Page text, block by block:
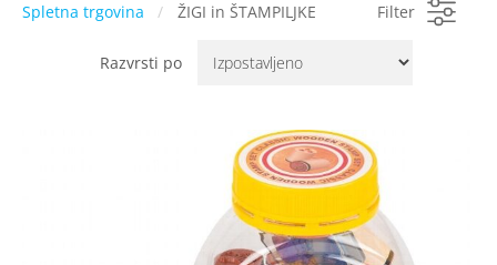
Spletna trgovina ŽIGI in ŠTAMPILJKE Filter
Razvrsti po